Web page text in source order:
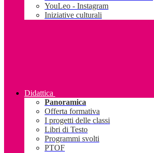
YouLeo - Instagram
Iniziative culturali
Didattica
Panoramica
Offerta formativa
I progetti delle classi
Libri di Testo
Programmi svolti
PTOF